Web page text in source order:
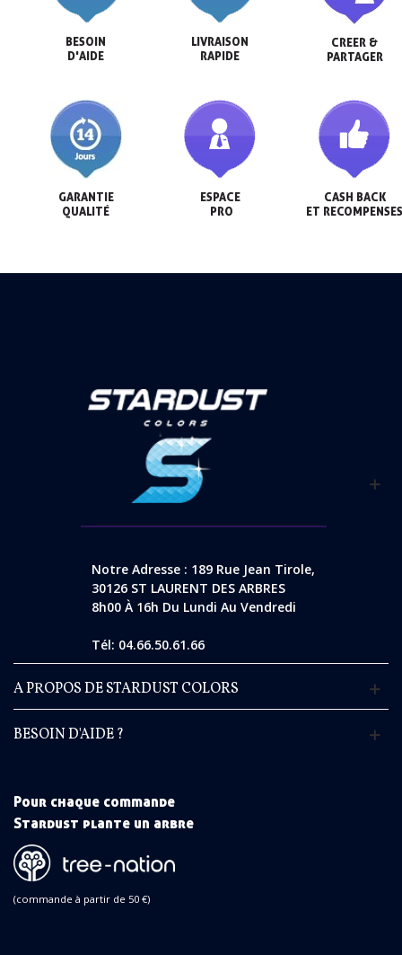
BESOIN
D'AIDE
LIVRAISON
RAPIDE
CREER &
PARTAGER
GARANTIE
QUALITÉ
ESPACE
PRO
CASH BACK
ET
Notre Adresse : 189 Rue Jean Tirole,
30126 ST LAURENT DES ARBRES
8h00 À 16h Du Lundi Au Vendredi
Tél: 04.66.50.61.66
A PROPOS DE STARDUST COLORS
BESOIN D'AIDE ?
Pour chaque commande
Stardust plante un arbre
(commande à partir de 50 €)